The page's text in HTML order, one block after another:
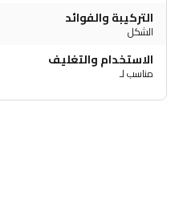
التركيبة والفوائد
الشكل
الاستخدام والتغليف
مناسب لـ